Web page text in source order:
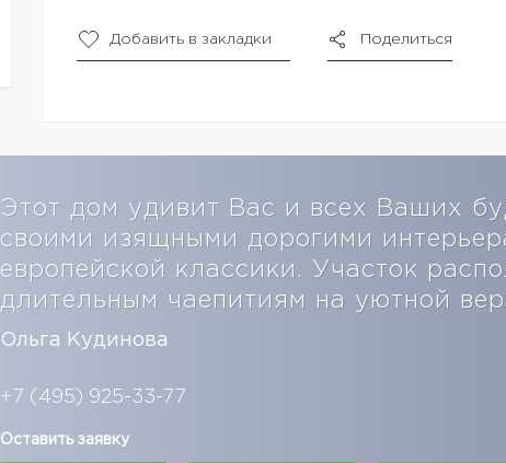
Добавить в закладки Поделиться
Этот дом удивит Вас и всех Ваших
своими изящными дорогими
европейской классики. Участок
длительным чаепитиям на уютной
Ольга Кудинова
+7 (495) 925-33-77
Оставить заявку